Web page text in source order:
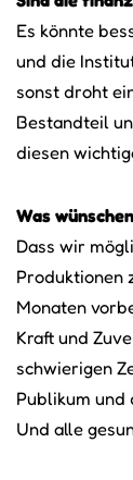
Es könnte
und die
sonst droht
Bestandteil
diesen
Was
Dass wir
Produktionen
Monaten
Kraft und
schwierigen
Publikum
Und alle